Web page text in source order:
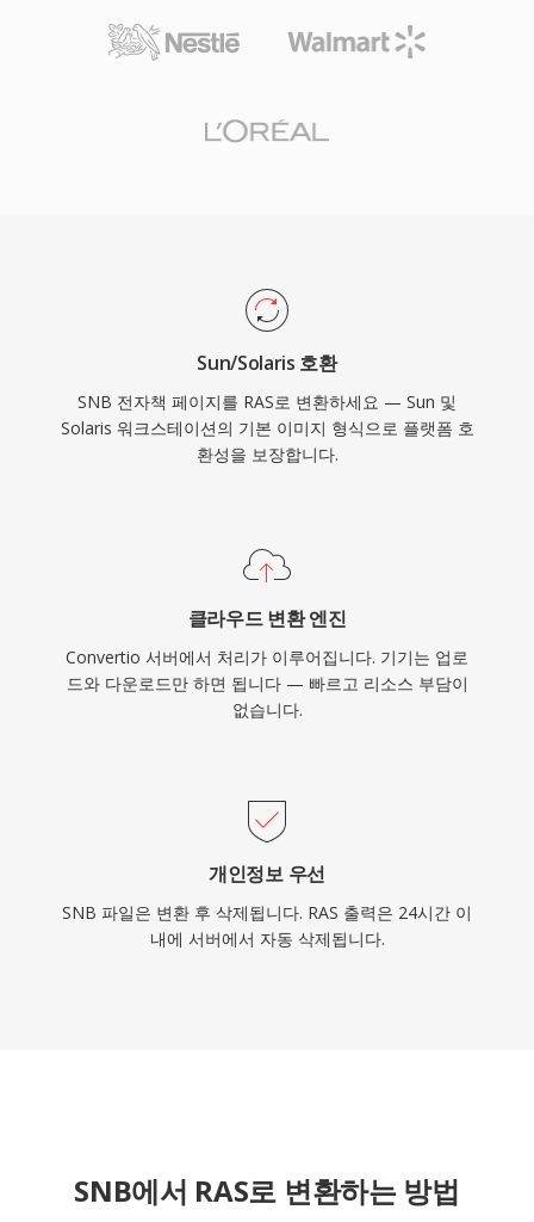
Sun/Solaris 호환
SNB 전자책 페이지를 RAS로 변환하세요 — Sun 및
Solaris 워크스테이션의 기본 이미지 형식으로 플랫폼 호
환성을 보장합니다.
클라우드 변환 엔진
Convertio 서버에서 처리가 이루어집니다. 기기는 업로
드와 다운로드만 하면 됩니다 — 빠르고 리소스 부담이
없습니다.
개인정보 우선
SNB 파일은 변환 후 삭제됩니다. RAS 출력은 24시간 이
내에 서버에서 자동 삭제됩니다.
SNB에서 RAS로 변환하는 방법